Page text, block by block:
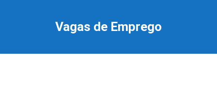
Vagas de Emprego